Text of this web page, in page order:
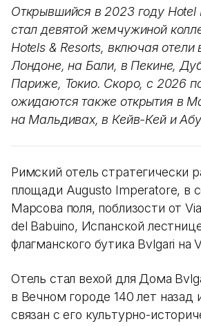
Открывшийся в 2023 году Hotel
стал девятой жемчужиной
Hotels & Resorts, включая отели
Лондоне, на Бали, в Пекине,
Париже, Токио. Скоро, с 2026
ожидаются также открытия в
на Мальдивах, в Кейв-Кей и
Римский отель стратегически
площади Augusto Imperatore, в
Марсова поля, поблизости от
del Babuino, Испанской
флагманского бутика Bvlgari на
Отель стал вехой для Дома
в Вечном городе 140 лет назад
связан с его культурно-